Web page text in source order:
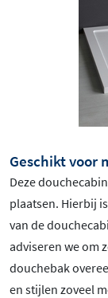
Geschikt voor
Deze
plaatsen. Hierbij
van de
adviseren we om
douchebak
en stijlen zoveel